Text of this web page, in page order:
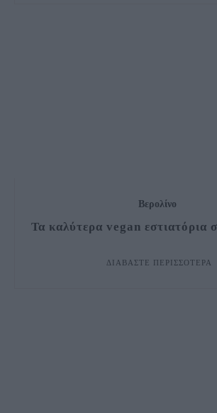
Βερολίνο
Τα καλύτερα vegan εστιατόρια
ΔΙΑΒΆΣΤΕ ΠΕΡΙΣΣΌΤΕΡΑ